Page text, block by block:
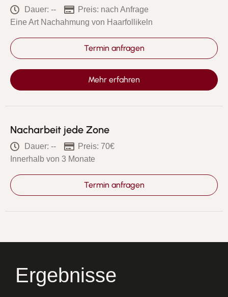
Dauer: --
Preis: nach Anfrage
Eine Art Nachahmung von Haarfollikeln
Termin anfragen
Mehr erfahren
Nacharbeit jede Zone
Dauer: --
Preis: 70€
Innerhalb von 3 Monate
Termin anfragen
Ergebnisse